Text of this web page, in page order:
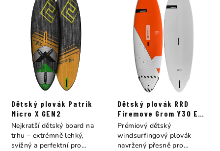
Dětský plovák Patrik
Micro X GEN2
Nejkratší dětský board na
trhu – extrémně lehký,
svižný a perfektní pro
Dětský plovák RRD
Firemove Grom Y30 E-
TECH
Prémiový dětský
windsurfingový plovák
navržený přesně pro